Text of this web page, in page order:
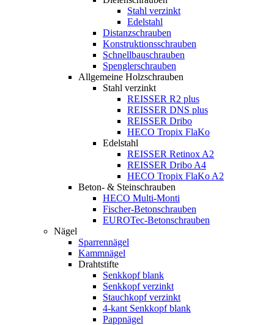
Stahl verzinkt
Edelstahl
Distanzschrauben
Konstruktionsschrauben
Schnellbauschrauben
Spenglerschrauben
Allgemeine Holzschrauben
Stahl verzinkt
REISSER R2 plus
REISSER DNS plus
REISSER Dribo
HECO Tropix FlaKo
Edelstahl
REISSER Retinox A2
REISSER Dribo A4
HECO Tropix FlaKo A2
Beton- & Steinschrauben
HECO Multi-Monti
Fischer-Betonschrauben
EUROTec-Betonschrauben
Nägel
Sparrennägel
Kammnägel
Drahtstifte
Senkkopf blank
Senkkopf verzinkt
Stauchkopf verzinkt
4-kant Senkkopf blank
Pappnägel